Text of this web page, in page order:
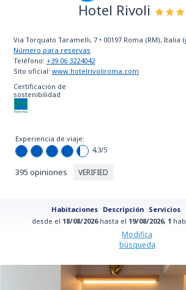
Best Western
Hotel Rivoli
Via Torquato Taramelli, 7 • 00197 Roma (RM), Italia (
Número para reservas
Teléfono: +39 06 3224042
Sito oficial: www.hotelrivoliroma.com
Certificación de
sostenibilidad
Experiencia de viaje:
4,3/5
395 opiniones VERIFIED
Habitaciones Descripción Servicios
desde el 18/08/2026hasta el 19/08/2026, 1
Modifica
búsqueda